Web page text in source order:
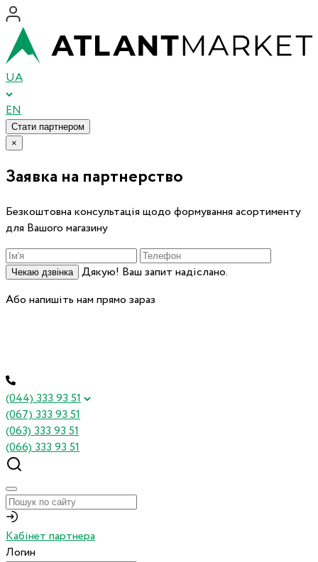
UA
EN
Стати партнером
×
Заявка на партнерство
Безкоштовна консультація щодо формування асортименту
для Вашого магазину
Чекаю дзвінка
Дякую! Ваш запит надіслано.
Або напишіть нам прямо зараз
(044) 333 93 51
(067) 333 93 51
(063) 333 93 51
(066) 333 93 51
Кабінет партнера
Логин